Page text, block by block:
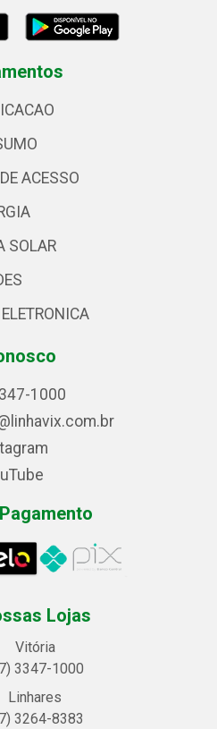
ACESSO
SOLAR
1000
Lojas
Vitória
3347-1000
Linhares
3264-8383